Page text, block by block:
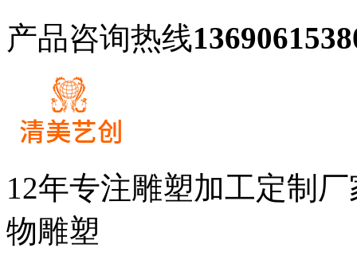
产品咨询热线
12年专注雕塑加工定制
物雕塑